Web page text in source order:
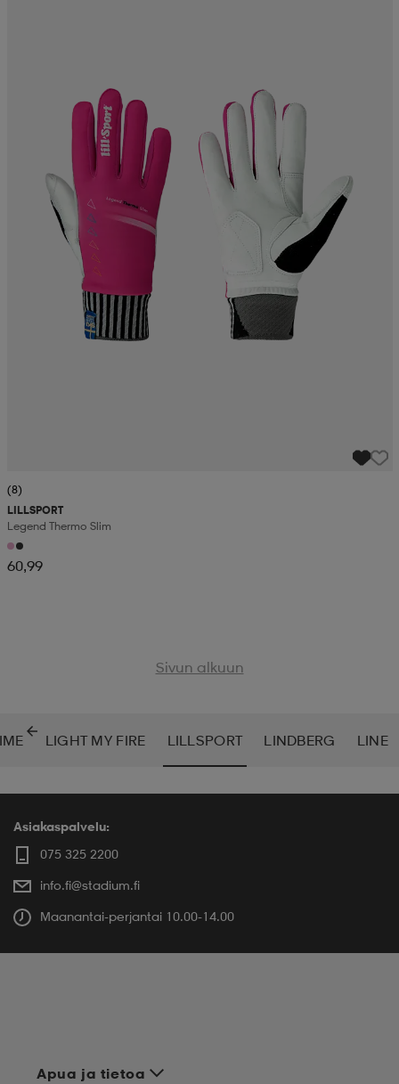
(8)
LILLSPORT
Legend Thermo Slim
60,99
Sivun alkuun
LIGHT MY FIRE LILLSPORT LINDBERG LINE
Asiakaspalvelu:
075 325 2200
info.fi@stadium.fi
Maanantai-perjantai 10.00-14.00
Apua ja tietoa